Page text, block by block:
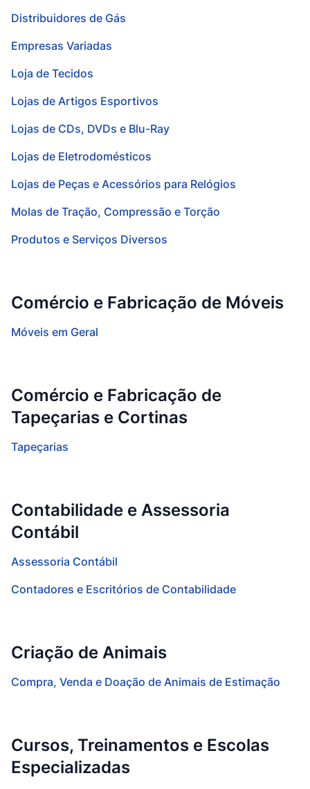
Distribuidores de Gás
Empresas Variadas
Loja de Tecidos
Lojas de Artigos Esportivos
Lojas de CDs, DVDs e Blu-Ray
Lojas de Eletrodomésticos
Lojas de Peças e Acessórios para Relógios
Molas de Tração, Compressão e Torção
Produtos e Serviços Diversos
Comércio e Fabricação de Móveis
Móveis em Geral
Comércio e Fabricação de
Tapeçarias e Cortinas
Tapeçarias
Contabilidade e Assessoria
Contábil
Assessoria Contábil
Contadores e Escritórios de Contabilidade
Criação de Animais
Compra, Venda e Doação de Animais de Estimação
Cursos, Treinamentos e Escolas
Especializadas